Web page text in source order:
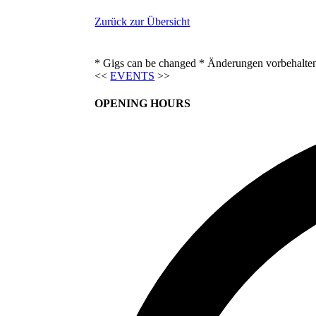
Zurück zur Übersicht
* Gigs can be changed * Änderungen
<<EVENTS >>
OPENING HOURS